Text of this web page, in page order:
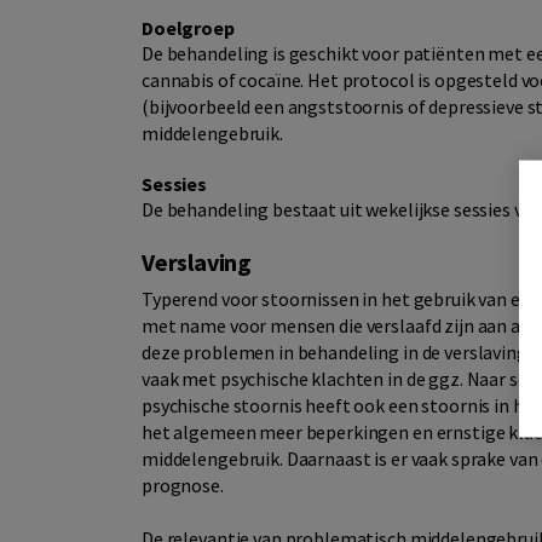
Doelgroep
De behandeling is geschikt voor patiënten met
cannabis of cocaïne. Het protocol is opgesteld
(bijvoorbeeld een angststoornis of depressieve
middelengebruik.
Sessies
De behandeling bestaat uit wekelijkse sessies
Verslaving
Typerend voor stoornissen in het gebruik van
met name voor mensen die verslaafd zijn aan
deze problemen in behandeling in de
vaak met psychische klachten in de ggz. Naar
psychische stoornis heeft ook een stoornis in
het algemeen meer beperkingen en ernstige
middelengebruik. Daarnaast is er vaak sprake
prognose.